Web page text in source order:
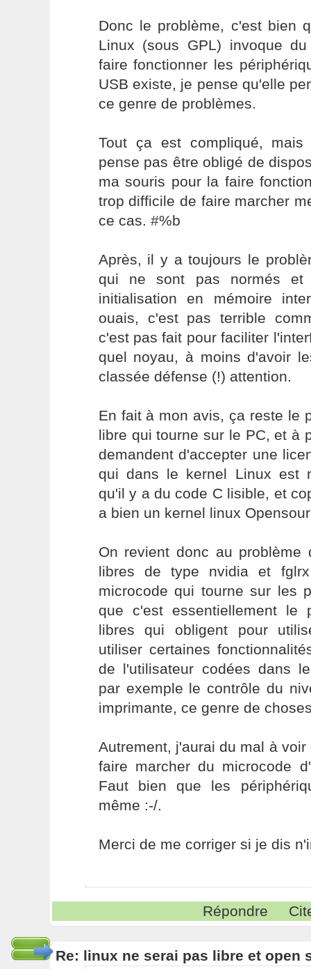
Donc le problème, c'est bien
Linux (sous GPL) invoque
faire fonctionner les
USB existe, je pense qu'elle
ce genre de problèmes.
Tout ça est compliqué,
pense pas être obligé de
ma souris pour la faire
trop difficile de faire marcher
ce cas. #%b
Après, il y a toujours le
qui ne sont pas normés et
initialisation en mémoire
ouais, c'est pas terrible
c'est pas fait pour faciliter
quel noyau, à moins d'avoir
classée défense (!) attention.
En fait à mon avis, ça reste le
libre qui tourne sur le PC, et à
demandent d'accepter une
qui dans le kernel Linux est
qu'il y a du code C lisible, et
a bien un kernel linux
On revient donc au problème
libres de type nvidia et
microcode qui tourne sur les
que c'est essentiellement le
libres qui obligent pour
utiliser certaines
de l'utilisateur codées dans
par exemple le contrôle du
imprimante, ce genre de
Autrement, j'aurai du mal à
faire marcher du microcode
Faut bien que les
même :-/.
Merci de me corriger si je dis
Répondre
Re: linux ne serai pas libre et open